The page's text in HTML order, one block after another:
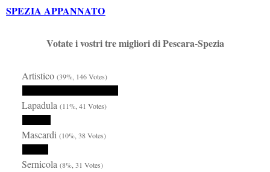
SPEZIA APPANNATO
Votate i vostri tre migliori di Pescara-Spezia
Artistico(39%, 146 Votes)
Lapadula(11%, 41 Votes)
Mascardi(10%, 38 Votes)
Sernicola(8%, 31 Votes)